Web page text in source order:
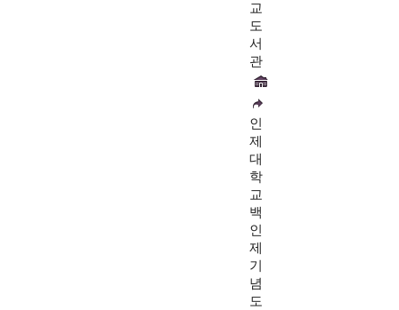
교
도
서
관
인
제
대
학
교
백
인
제
기
념
도